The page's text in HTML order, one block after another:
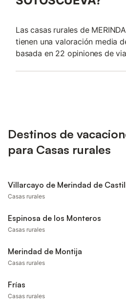
Las casas rurales de
tienen una valoración media
basada en 22 opiniones de
Destinos de
para Casas rurales
Villarcayo de Merindad de
Casas rurales
Espinosa de los Monteros
Casas rurales
Merindad de Montija
Casas rurales
Frías
Casas rurales